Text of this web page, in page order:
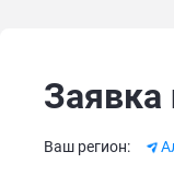
Ваш регион:
Alternative: